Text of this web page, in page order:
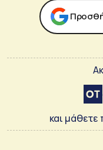
και μάθετε